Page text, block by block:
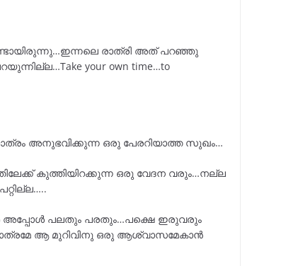
രാത്രി അത് പറഞ്ഞു
your own time…to
അനുഭവിക്കുന്ന ഒരു പേരറിയാത്ത സുഖം…
കുത്തിയിറക്കുന്ന ഒരു വേദന വരും…നല്ല
അപ്പോൾ പലതും പരതും…പക്ഷെ ഇരുവരും
മാത്രമേ ആ മുറിവിനു ഒരു ആശ്വാസമേകാൻ